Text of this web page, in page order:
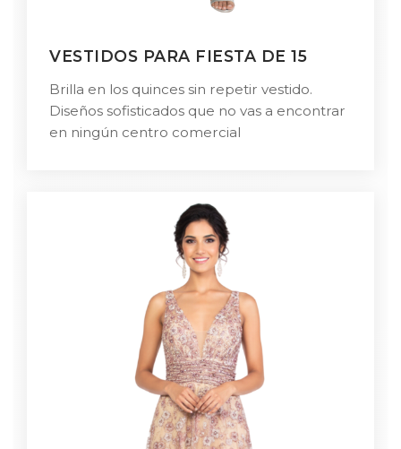
VESTIDOS PARA FIESTA DE 15
Brilla en los quinces sin repetir vestido.
Diseños sofisticados que no vas a encontrar
en ningún centro comercial